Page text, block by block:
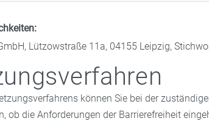
Lützowstraße 11a, 04155 Leipzig,
können Sie bei der
ob die Anforderungen der Barrierefreiheit